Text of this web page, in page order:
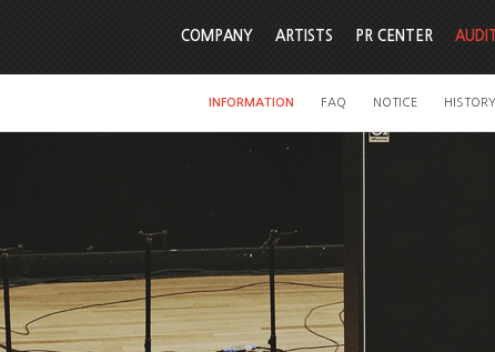
COMPANY ARTISTS PR CENTER
INFORMATION FAQ NOTICE HISTORY